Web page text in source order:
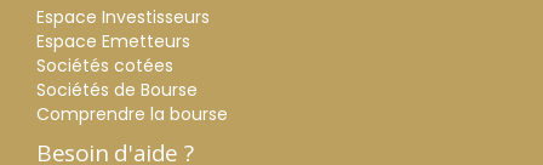
Espace Investisseurs
Espace Emetteurs
Sociétés cotées
Sociétés de Bourse
Comprendre la bourse
Besoin d'aide ?